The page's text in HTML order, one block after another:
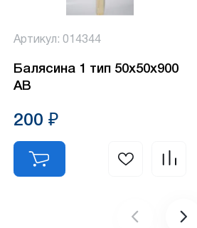
Артикул: 014344
Балясина 1 тип 50х50х900
АВ
200 ₽